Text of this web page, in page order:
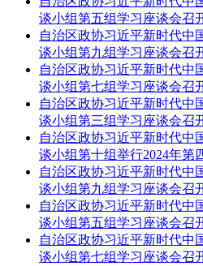
谈小组第五组学习座谈会召
自治区政协习近平新时代中
谈小组第九组学习座谈会召
自治区政协习近平新时代中
谈小组第七组学习座谈会召
自治区政协习近平新时代中
谈小组第三组学习座谈会召
自治区政协习近平新时代中
谈小组第十组举行2024年第
自治区政协习近平新时代中
谈小组第九组学习座谈会召
自治区政协习近平新时代中
谈小组第五组学习座谈会召
自治区政协习近平新时代中
谈小组第七组学习座谈会召